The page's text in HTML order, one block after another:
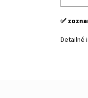
✅
Detailné